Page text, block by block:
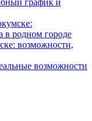
график и
в родном городе
возможности,
возможности